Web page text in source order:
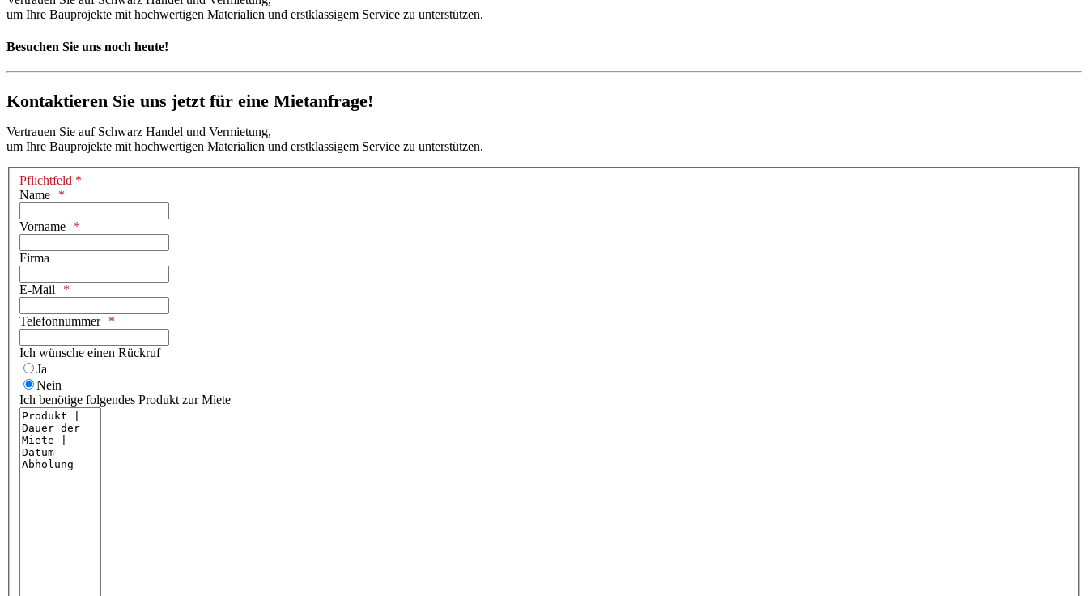
um Ihre Bauprojekte mit hochwertigen Materialien und erstklassigem Service zu unterstützen.
Besuchen Sie uns noch heute!
Kontaktieren Sie uns jetzt für eine Mietanfrage!
Vertrauen Sie auf Schwarz Handel und Vermietung,
um Ihre Bauprojekte mit hochwertigen Materialien und erstklassigem Service zu unterstützen.
Pflichtfeld *
Name
Vorname
Firma
E-Mail
Telefonnummer
Ich wünsche einen Rückruf
Ja
Nein
Ich benötige folgendes Produkt zur Miete